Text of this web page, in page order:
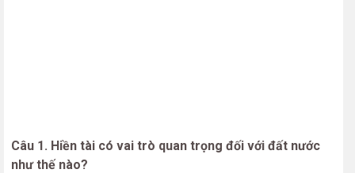
Câu 1. Hiền tài có vai trò quan trọng đối với đất nước
như thế nào?